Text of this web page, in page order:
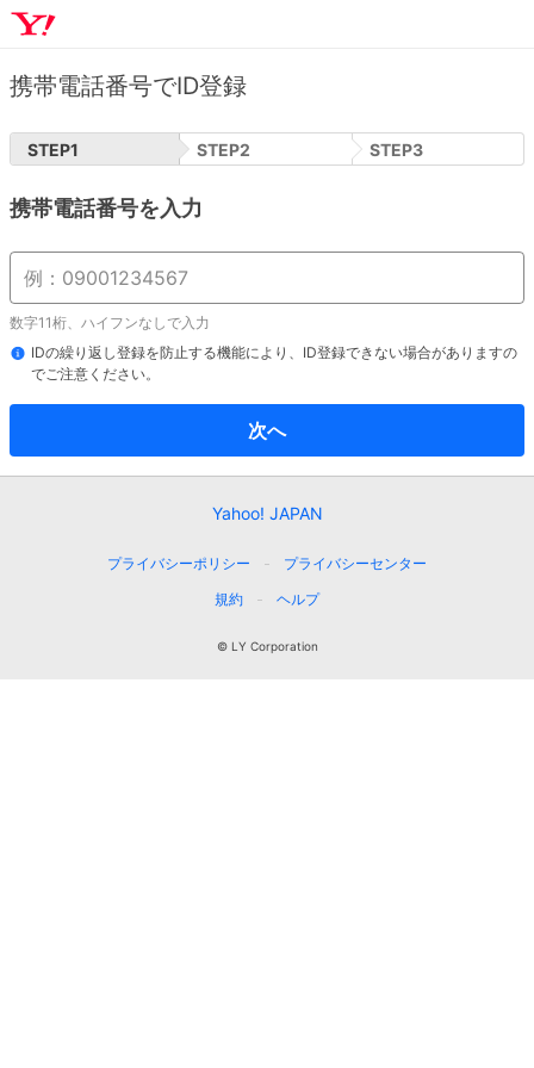
携帯電話番号でID登録
STEP1 STEP2 STEP3
携帯電話番号を入力
数字11桁、ハイフンなしで入力
IDの繰り返し登録を防止する機能により、ID登録できない場合がありますの
でご注意ください。
次へ
Yahoo! JAPAN
プライバシーポリシー
プライバシーセンター
規約
ヘルプ
© LY Corporation